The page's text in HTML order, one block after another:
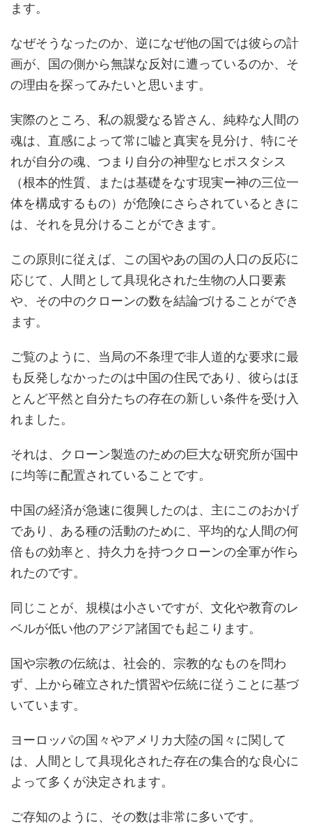
ます。
なぜそうなったのか、逆になぜ他の国では彼らの計
画が、国の側から無謀な反対に遭っているのか、そ
の理由を探ってみたいと思います。
実際のところ、私の親愛なる皆さん、純粋な人間の
魂は、直感によって常に嘘と真実を見分け、特にそ
れが自分の魂、つまり自分の神聖なヒポスタシス
（根本的性質、または基礎をなす現実ー神の三位一
体を構成するもの）が危険にさらされているときに
は、それを見分けることができます。
この原則に従えば、この国やあの国の人口の反応に
応じて、人間として具現化された生物の人口要素
や、その中のクローンの数を結論づけることができ
ます。
ご覧のように、当局の不条理で非人道的な要求に最
も反発しなかったのは中国の住民であり、彼らはほ
とんど平然と自分たちの存在の新しい条件を受け入
れました。
それは、クローン製造のための巨大な研究所が国中
に均等に配置されていることです。
中国の経済が急速に復興したのは、主にこのおかげ
であり、ある種の活動のために、平均的な人間の何
倍もの効率と、持久力を持つクローンの全軍が作ら
れたのです。
同じことが、規模は小さいですが、文化や教育のレ
ベルが低い他のアジア諸国でも起こります。
国や宗教の伝統は、社会的、宗教的なものを問わ
ず、上から確立された慣習や伝統に従うことに基づ
いています。
ヨーロッパの国々やアメリカ大陸の国々に関して
は、人間として具現化された存在の集合的な良心に
よって多くが決定されます。
ご存知のように、その数は非常に多いです。